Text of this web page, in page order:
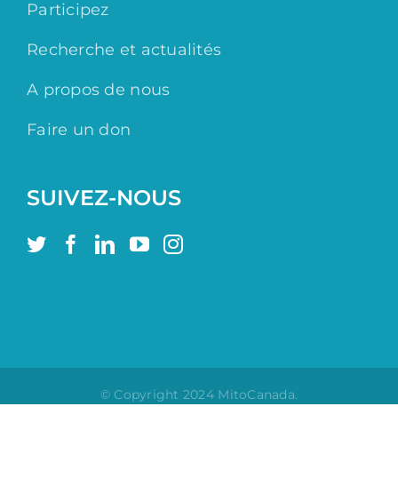
Participez
Recherche et actualités
A propos de nous
Faire un don
SUIVEZ-NOUS
© Copyright 2024 MitoCanada.